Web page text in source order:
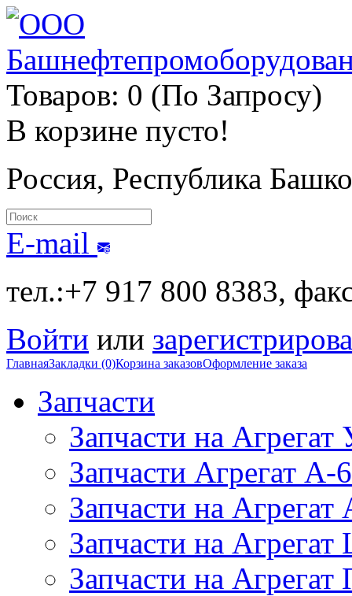
Товаров: 0 (По Запросу)
В корзине пусто!
Россия, Республика
E-mail
тел.:+7 917 800 8383,
Войти или
ГлавнаяЗакладки (0)Корзина заказовОформление заказа
Запчасти
Запчасти на
Запчасти Агрегат А-
Запчасти на
Запчасти на
Запчасти на